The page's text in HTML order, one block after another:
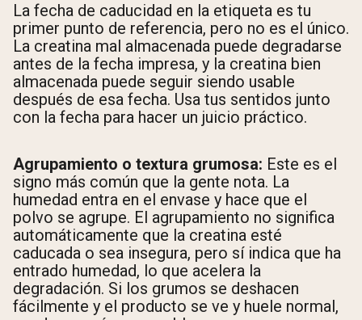
La fecha de caducidad en la etiqueta es tu
primer punto de referencia, pero no es el único.
La creatina mal almacenada puede degradarse
antes de la fecha impresa, y la creatina bien
almacenada puede seguir siendo usable
después de esa fecha. Usa tus sentidos junto
con la fecha para hacer un juicio práctico.
Agrupamiento o textura grumosa: Este es el
signo más común que la gente nota. La
humedad entra en el envase y hace que el
polvo se agrupe. El agrupamiento no significa
automáticamente que la creatina esté
caducada o sea insegura, pero sí indica que ha
entrado humedad, lo que acelera la
degradación. Si los grumos se deshacen
fácilmente y el producto se ve y huele normal,